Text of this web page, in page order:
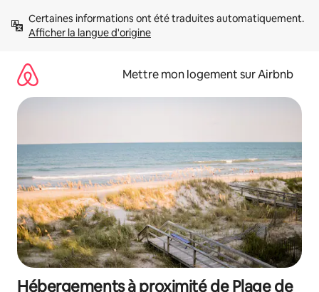
directement
Afficher la langue d'origine
Mettre mon logement sur Airbnb
Hébergements à proximité de Plage de